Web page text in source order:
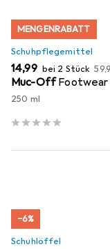
MENGENRABATT
Schuhpflegemittel
EUR
14,99 bei 2 Stück EUR
Muc-OffFootwear
250 ml
−6%
Schuhlöffel